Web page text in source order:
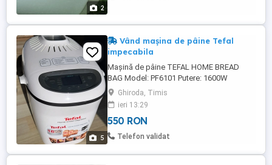
2
5
Vând mașina de pâine Tefal
impecabila
Mașină de pâine TEFAL HOME BREAD
BAG Model: PF6101 Putere: 1600W
Dimensiuni pâine: 750g 1000g 1500g
Număr de programe: 16 Programe fără
gluten: Da Paletă de amestecare: Da Tavă
pentru baghete: Da Afișaj: LCD Menținere
la cald: până la o oră Pornire întârziată:
Ghiroda, Timis
ieri 13:29
550 RON
Telefon validat